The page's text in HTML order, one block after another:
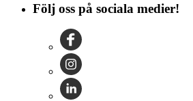
Följ oss på sociala medier!